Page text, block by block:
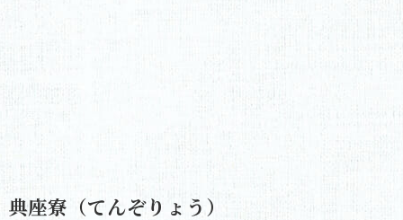
典座寮（てんぞりょう）